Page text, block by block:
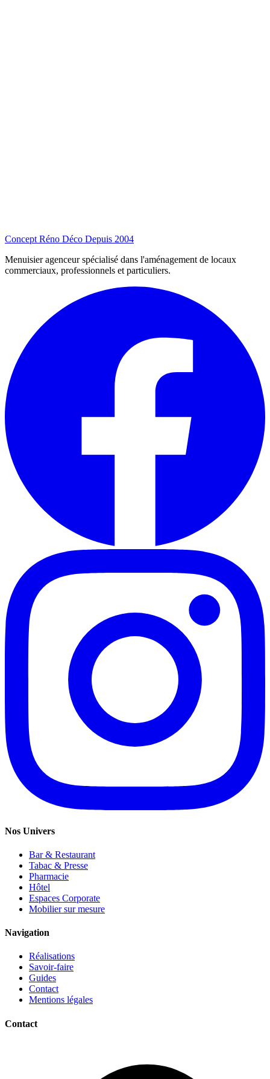
Concept Réno Déco Depuis 2004
Menuisier agenceur spécialisé dans l'aménagement de locaux
commerciaux, professionnels et particuliers.
Nos Univers
Bar & Restaurant
Tabac & Presse
Pharmacie
Hôtel
Espaces Corporate
Mobilier sur mesure
Navigation
Réalisations
Savoir-faire
Guides
Contact
Mentions légales
Contact